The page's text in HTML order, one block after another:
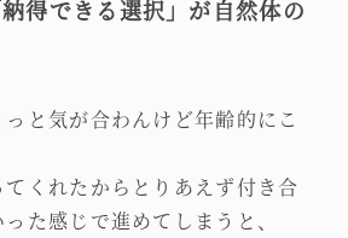
得できる選択」が自然体の
と気が合わんけど年齢的にこ
てくれたからとりあえず付き合
た感じで進めてしまうと、